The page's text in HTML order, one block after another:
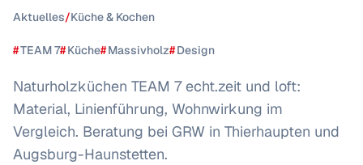
Aktuelles/Küche & Kochen
#TEAM 7#Küche#Massivholz#Design
Naturholzküchen TEAM 7 echt.zeit und loft:
Material, Linienführung, Wohnwirkung im
Vergleich. Beratung bei GRW in Thierhaupten und
Augsburg-Haunstetten.